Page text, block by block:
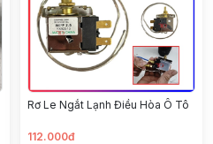
Rơ Le Ngắt Lạnh Điều Hòa Ô Tô
112.000đ